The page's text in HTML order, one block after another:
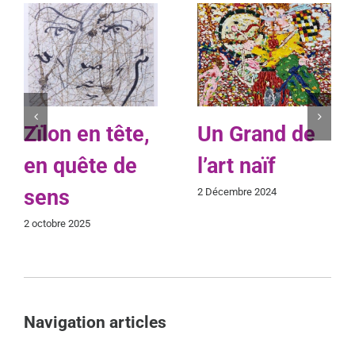
Zïlon en tête,
en quête de
sens
2 octobre 2025
Un Grand de
l’art naïf
2 Décembre 2024
Navigation articles